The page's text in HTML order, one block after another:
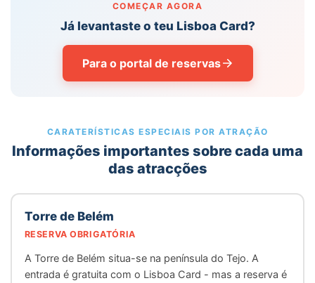
COMEÇAR AGORA
Já levantaste o teu Lisboa Card?
Para o portal de reservas
CARATERÍSTICAS ESPECIAIS POR ATRAÇÃO
Informações importantes sobre cada uma
das atracções
Torre de Belém
RESERVA OBRIGATÓRIA
A Torre de Belém situa-se na península do Tejo. A
entrada é gratuita com o Lisboa Card - mas a reserva é